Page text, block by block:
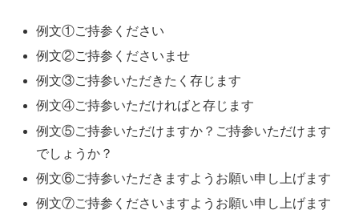
例文①ご持参ください
例文②ご持参くださいませ
例文③ご持参いただきたく存じます
例文④ご持参いただければと存じます
例文⑤ご持参いただけますか？ご持参いただけます
でしょうか？
例文⑥ご持参いただきますようお願い申し上げます
例文⑦ご持参くださいますようお願い申し上げます